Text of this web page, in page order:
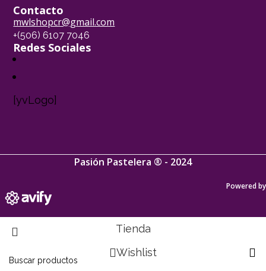
Contacto
mwlshopcr@gmail.com
+(506) 6107 7046
Redes Sociales
[yvLogo]
Pasión Pastelera ® - 2024
Powered by
Tienda
Wishlist